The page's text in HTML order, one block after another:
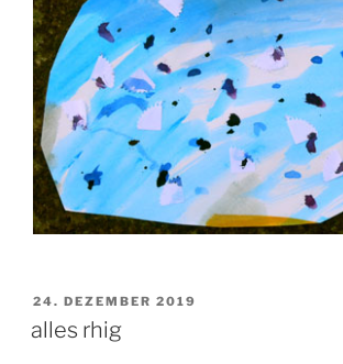
VERÖFFENTLICHT
AM
24. DEZEMBER 2019
alles rhig